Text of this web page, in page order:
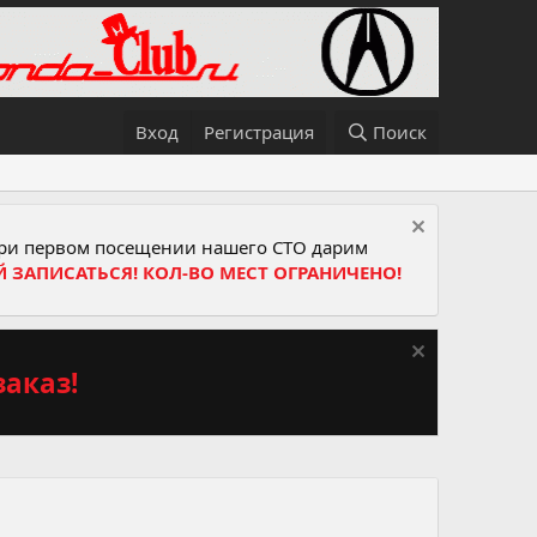
Вход Регистрация Поиск
первом посещении нашего СТО дарим
ЗАПИСАТЬСЯ! КОЛ-ВО МЕСТ ОГРАНИЧЕНО!